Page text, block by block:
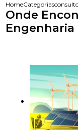
HomeCategorias
Onde